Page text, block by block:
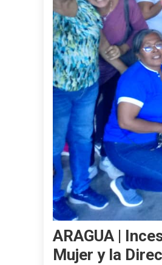
ARAGUA |
Mujer y la